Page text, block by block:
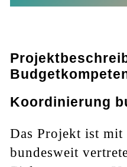
Koordinierung
Das Projekt ist mit
bundesweit